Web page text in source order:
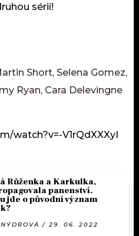
sérií!
Short, Selena Gomez,
Ryan, Cara Delevingne
watch?v=-V1rQdXXXyI
Růženka a Karkulka,
panenství.
jde o původní význam
/ 29. 06. 2022